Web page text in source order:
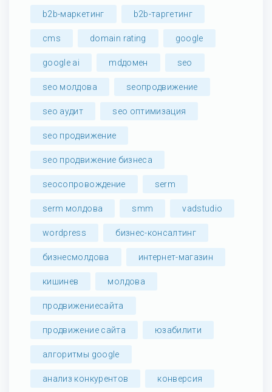
b2b-маркетинг b2b-таргетинг
cms domain rating google
google ai mdдомен seo
seo молдова seoпродвижение
seo аудит seo оптимизация
seo продвижение
seo продвижение бизнеса
seoсопровождение serm
serm молдова smm vadstudio
wordpress бизнес-консалтинг
бизнесмолдова интернет-магазин
кишинев молдова
продвижениесайта
продвижение сайта юзабилити
алгоритмы google
анализ конкурентов конверсия